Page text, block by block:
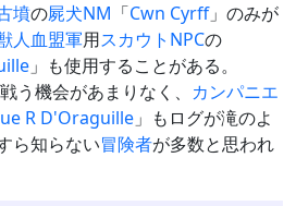
墳の屍犬NM 「Cwn Cyrff」のみが
人血盟軍用スカウト NPCの
」も使用することがある。
う機会があまりなく、 カンパニエ
R D'Oraguille 」もログが滝のよ
ら知らない冒険者が多数と思われ